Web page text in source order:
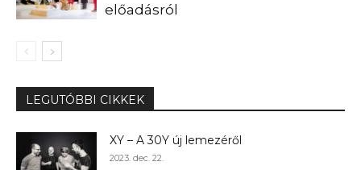
előadásról
LEGUTÓBBI CIKKEK
XY – A 30Y új lemezéről
2023. dec. 22.